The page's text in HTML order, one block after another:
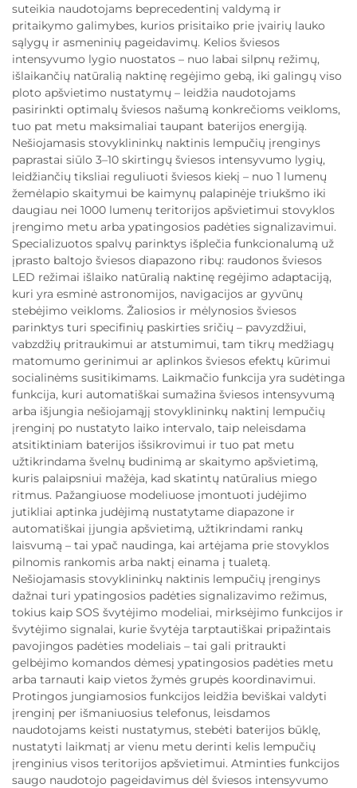
suteikia naudotojams beprecedentinį valdymą ir
pritaikymo galimybes, kurios prisitaiko prie įvairių lauko
sąlygų ir asmeninių pageidavimų. Kelios šviesos
intensyvumo lygio nuostatos – nuo labai silpnų režimų,
išlaikančių natūralią naktinę regėjimo gebą, iki galingų viso
ploto apšvietimo nustatymų – leidžia naudotojams
pasirinkti optimalų šviesos našumą konkrečioms veikloms,
tuo pat metu maksimaliai taupant baterijos energiją.
Nešiojamasis stovyklininkų naktinis lempučių įrenginys
paprastai siūlo 3–10 skirtingų šviesos intensyvumo lygių,
leidžiančių tiksliai reguliuoti šviesos kiekį – nuo 1 lumenų
žemėlapio skaitymui be kaimynų palapinėje triukšmo iki
daugiau nei 1000 lumenų teritorijos apšvietimui stovyklos
įrengimo metu arba ypatingosios padėties signalizavimui.
Specializuotos spalvų parinktys išplečia funkcionalumą už
įprasto baltojo šviesos diapazono ribų: raudonos šviesos
LED režimai išlaiko natūralią naktinę regėjimo adaptaciją,
kuri yra esminė astronomijos, navigacijos ar gyvūnų
stebėjimo veikloms. Žaliosios ir mėlynosios šviesos
parinktys turi specifinių paskirties sričių – pavyzdžiui,
vabzdžių pritraukimui ar atstumimui, tam tikrų medžiagų
matomumo gerinimui ar aplinkos šviesos efektų kūrimui
socialinėms susitikimams. Laikmačio funkcija yra sudėtinga
funkcija, kuri automatiškai sumažina šviesos intensyvumą
arba išjungia nešiojamąjį stovyklininkų naktinį lempučių
įrenginį po nustatyto laiko intervalo, taip neleisdama
atsitiktiniam baterijos išsikrovimui ir tuo pat metu
užtikrindama švelnų budinimą ar skaitymo apšvietimą,
kuris palaipsniui mažėja, kad skatintų natūralius miego
ritmus. Pažangiuose modeliuose įmontuoti judėjimo
jutikliai aptinka judėjimą nustatytame diapazone ir
automatiškai įjungia apšvietimą, užtikrindami rankų
laisvumą – tai ypač naudinga, kai artėjama prie stovyklos
pilnomis rankomis arba naktį einama į tualetą.
Nešiojamasis stovyklininkų naktinis lempučių įrenginys
dažnai turi ypatingosios padėties signalizavimo režimus,
tokius kaip SOS švytėjimo modeliai, mirksėjimo funkcijos ir
švytėjimo signalai, kurie švytėja tarptautiškai pripažintais
pavojingos padėties modeliais – tai gali pritraukti
gelbėjimo komandos dėmesį ypatingosios padėties metu
arba tarnauti kaip vietos žymės grupės koordinavimui.
Protingos jungiamosios funkcijos leidžia beviškai valdyti
įrenginį per išmaniuosius telefonus, leisdamos
naudotojams keisti nustatymus, stebėti baterijos būklę,
nustatyti laikmatį ar vienu metu derinti kelis lempučių
įrenginius visos teritorijos apšvietimui. Atminties funkcijos
saugo naudotojo pageidavimus dėl šviesos intensyvumo